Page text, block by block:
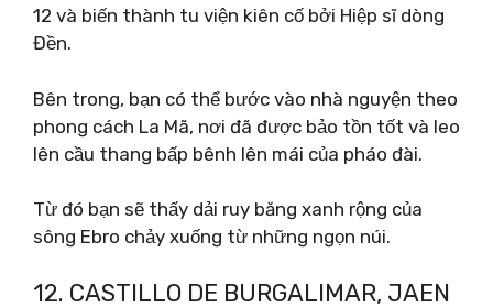
12 và biến thành tu viện kiên cố bởi Hiệp sĩ dòng
Đền.
Bên trong, bạn có thể bước vào nhà nguyện theo
phong cách La Mã, nơi đã được bảo tồn tốt và leo
lên cầu thang bấp bênh lên mái của pháo đài.
Từ đó bạn sẽ thấy dải ruy băng xanh rộng của
sông Ebro chảy xuống từ những ngọn núi.
12. CASTILLO DE BURGALIMAR, JAEN